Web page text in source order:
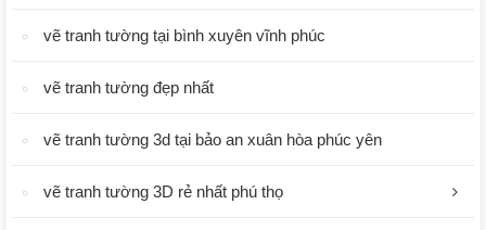
vẽ tranh tường tại bình xuyên vĩnh phúc
vẽ tranh tường đẹp nhất
vẽ tranh tường 3d tại bảo an xuân hòa phúc yên
vẽ tranh tường 3D rẻ nhất phú thọ